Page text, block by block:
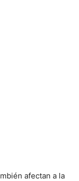
afectan a la